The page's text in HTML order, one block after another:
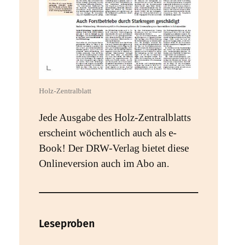
Holz-Zentralblatt
Jede Ausgabe des Holz-Zentralblatts
erscheint wöchentlich auch als e-
Book! Der DRW-Verlag bietet diese
Onlineversion auch im Abo an.
Leseproben